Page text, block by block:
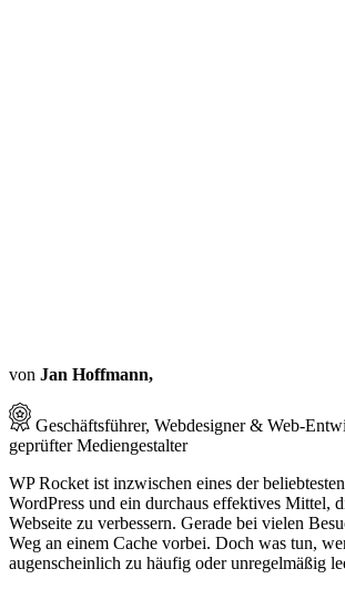
von Jan Hoffmann,
Geschäftsführer, Webdesigner & Web-
geprüfter Mediengestalter
WP Rocket ist inzwischen eines der
WordPress und ein durchaus effektives Mittel,
Webseite zu verbessern. Gerade bei vielen
Weg an einem Cache vorbei. Doch was tun,
augenscheinlich zu häufig oder unregelmäßig